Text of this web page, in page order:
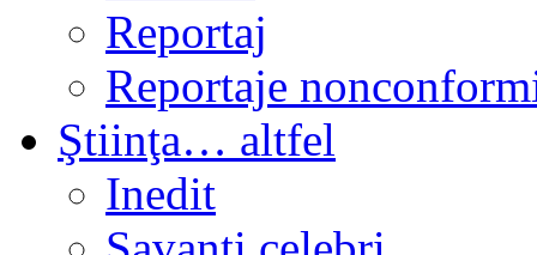
Reportaj
Reportaje
Ştiinţa… altfel
Inedit